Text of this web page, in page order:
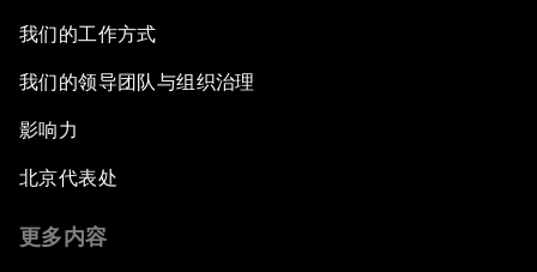
我们的工作方式
我们的领导团队与组织治理
影响力
北京代表处
更多内容